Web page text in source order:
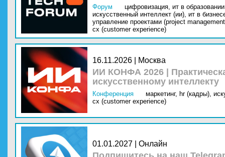
Форум цифровизация, ит в
искусственный интеллект (ии), ит в
управление проектами (project
cx (customer experience)
16.11.2026 | Москва
ИИ КОНФА 2026 |
искусственному интеллекту
Конференция маркетинг, hr (кадры),
cx (customer experience)
01.01.2027 | Онлайн